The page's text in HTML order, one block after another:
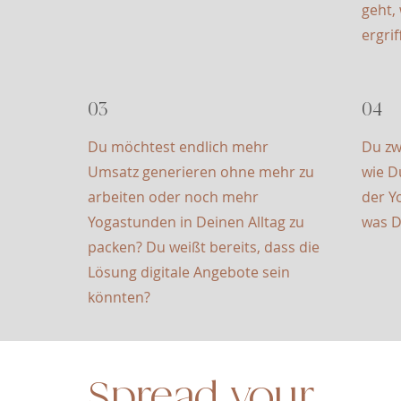
03
Du möchtest endlich mehr
Umsatz generieren ohne mehr zu
arbeiten oder noch mehr
Yogastunden in Deinen Alltag zu
packen? Du weißt bereits, dass die
Lösung digitale Angebote sein
könnten?
geht,
04
Du
wie
der
was